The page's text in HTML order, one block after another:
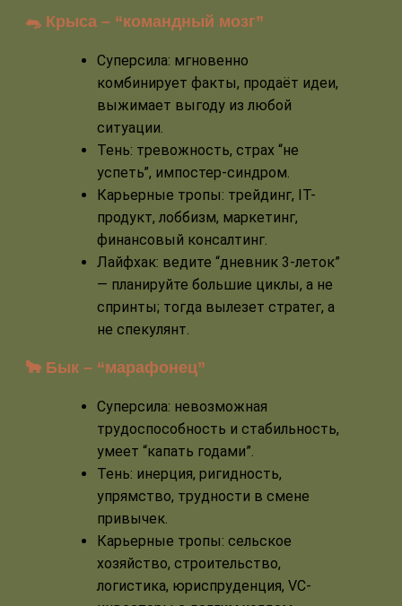
🐀 Крыса – “командный мозг”
Суперсила: мгновенно
комбинирует факты, продаёт идеи,
выжимает выгоду из любой
ситуации.
Тень: тревожность, страх “не
успеть”, импостер-синдром.
Карьерные тропы: трейдинг, IT-
продукт, лоббизм, маркетинг,
финансовый консалтинг.
Лайфхак: ведите “дневник 3-леток”
— планируйте большие циклы, а не
спринты; тогда вылезет стратег, а
не спекулянт.
🐂 Бык – “марафонец”
Суперсила: невозможная
трудоспособность и стабильность,
умеет “капать годами”.
Тень: инерция, ригидность,
упрямство, трудности в смене
привычек.
Карьерные тропы: сельское
хозяйство, строительство,
логистика, юриспруденция, VC-